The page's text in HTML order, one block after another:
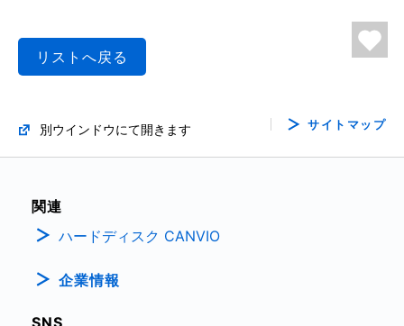
リストへ戻る
別ウインドウにて開きます サイトマップ
関連
ハードディスク CANVIO
企業情報